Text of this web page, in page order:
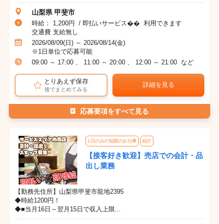
山梨県 甲斐市
時給： 1,200円 / 即払いサービス�� 利用できます
交通費 支給無し
2026/08/09(日) ～ 2026/08/14(金)
※1日単位で応募可能
09:00 ～ 17:00 、 11:00 ～ 20:00 、 12:00 ～ 21:00 など
とりあえず保存
後でまとめてみる
詳細を見る
応募要項をすべて見る
1日のみの短期のお仕事 紹介
【接客好き歓迎】売店での会計・品
出し業務
【勤務先住所】山梨県甲斐市龍地2395
◆時給1200円！
◆■当月16日～翌月15日で収入上限...